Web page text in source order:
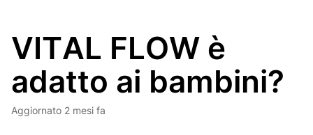
VITAL FLOW è
adatto ai bambini?
Aggiornato 2 mesi fa